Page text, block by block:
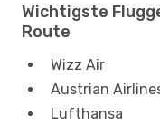
Wichtigste
Route
Wizz Air
Austrian
Lufthansa